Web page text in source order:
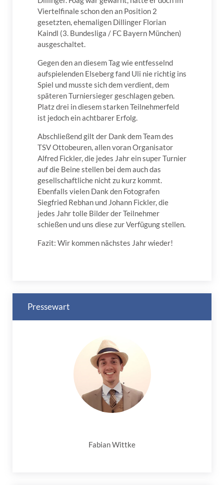
Viertelfinale schon den an Position 2
gesetzten, ehemaligen Dillinger Florian
Kaindl (3. Bundesliga / FC Bayern München)
ausgeschaltet.
Gegen den an diesem Tag wie entfesselnd
aufspielenden Elseberg fand Uli nie richtig ins
Spiel und musste sich dem verdient, dem
späteren Turniersieger geschlagen geben.
Platz drei in diesem starken Teilnehmerfeld
ist jedoch ein achtbarer Erfolg.
Abschließend gilt der Dank dem Team des
TSV Ottobeuren, allen voran Organisator
Alfred Fickler, die jedes Jahr ein super Turnier
auf die Beine stellen bei dem auch das
gesellschaftliche nicht zu kurz kommt.
Ebenfalls vielen Dank den Fotografen
Siegfried Rebhan und Johann Fickler, die
jedes Jahr tolle Bilder der Teilnehmer
schießen und uns diese zur Verfügung stellen.
Fazit: Wir kommen nächstes Jahr wieder!
Pressewart
Fabian Wittke